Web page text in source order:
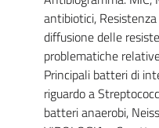
antibiotici,
diffusione delle
problematiche
Principali batteri di
riguardo a
batteri anaerobi,